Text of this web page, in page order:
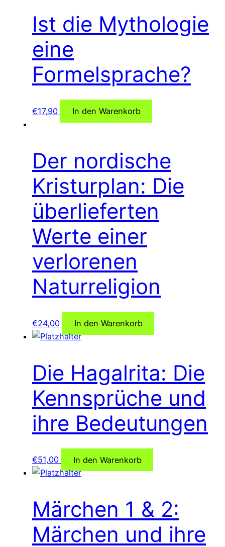
Ist die Mythologie
eine
Formelsprache?
€17,90 In den Warenkorb
Der nordische
Kristurplan: Die
überlieferten
Werte einer
verlorenen
Naturreligion
€24,00 In den Warenkorb
Die Hagalrita: Die
Kennsprüche und
ihre Bedeutungen
€51,00 In den Warenkorb
Märchen 1 & 2:
Märchen und ihre